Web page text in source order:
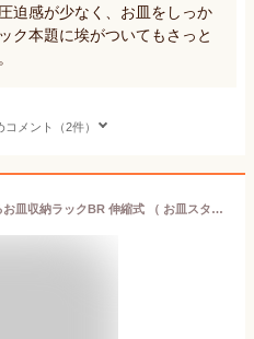
迫感が少なく、お皿をしっか
ク本題に埃がついてもさっと
メント（2件）
ディッシュスタンド 伸縮するお皿収納ラックBR 伸縮式 （ お皿スタンド キッチン収納 お皿収納ラック ディッシュラック シンク下収納 伸縮 シンク下収納ラック システムキッチン 引き出し 整理 ）【39ショップ】